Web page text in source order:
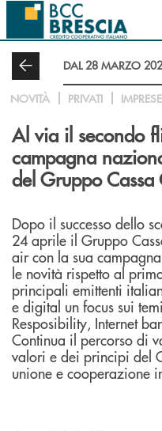
Salta al contenuto principale
DAL 28 MARZO
NOVITÀ PRIVATI IMPRESE
Al via il secondo
campagna
del Gruppo Cassa
Dopo il successo dello
24 aprile il Gruppo
air con la sua
le novità rispetto al
principali emittenti
e digital un focus sui
Resposibility, Internet
Continua il percorso di
valori e dei principi del
unione e cooperazione